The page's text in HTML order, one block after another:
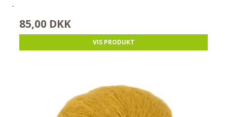
-
85,00 DKK
VIS PRODUKT